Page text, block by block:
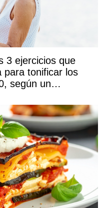
3 ejercicios que
para tonificar los
según un